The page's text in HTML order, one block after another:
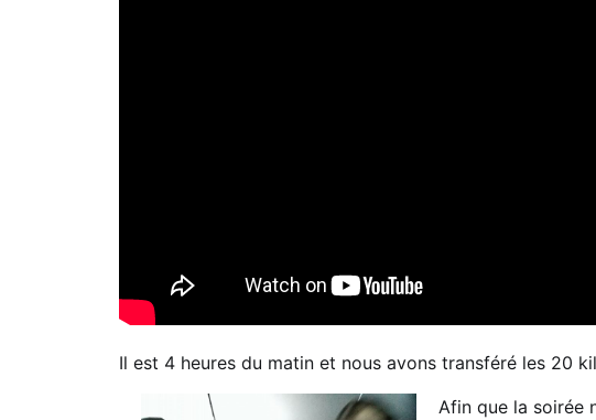
Il est 4 heures du matin et nous avons transféré les 20
Afin que la soirée